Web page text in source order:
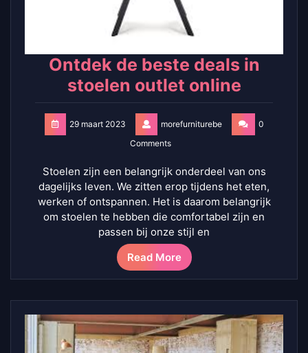
Ontdek de beste deals in
stoelen outlet online
29 maart 2023 morefurniturebe
0
Comments
Stoelen zijn een belangrijk onderdeel van ons
dagelijks leven. We zitten erop tijdens het eten,
werken of ontspannen. Het is daarom belangrijk
om stoelen te hebben die comfortabel zijn en
passen bij onze stijl en
Read More